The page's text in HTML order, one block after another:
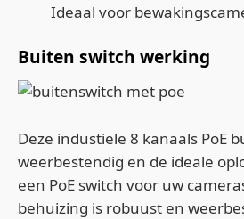
Ideaal voor
Buiten switch werking
Deze industiele 8 kanaals PoE
weerbestendig en de ideale
een PoE switch voor uw
behuizing is robuust en